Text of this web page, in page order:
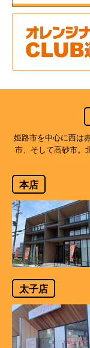
姫路市を中心に西は
市、そして高砂市。
本店
太子店